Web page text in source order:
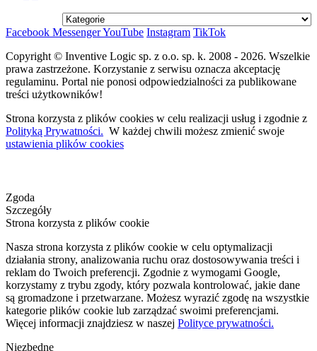
Facebook MessengerYouTube Instagram TikTok
Copyright © Inventive Logic sp. z o.o. sp. k. 2008 - 2026. Wszelkie
prawa zastrzeżone. Korzystanie z serwisu oznacza akceptację
regulaminu. Portal nie ponosi odpowiedzialności za publikowane
treści użytkowników!
Strona korzysta z plików cookies w celu realizacji usług i zgodnie z
Polityką Prywatności. W każdej chwili możesz zmienić swoje
ustawienia plików cookies
Zgoda
Szczegóły
Strona korzysta z plików cookie
Nasza strona korzysta z plików cookie w celu optymalizacji
działania strony, analizowania ruchu oraz dostosowywania treści i
reklam do Twoich preferencji. Zgodnie z wymogami Google,
korzystamy z trybu zgody, który pozwala kontrolować, jakie dane
są gromadzone i przetwarzane. Możesz wyrazić zgodę na wszystkie
kategorie plików cookie lub zarządzać swoimi preferencjami.
Więcej informacji znajdziesz w naszej Polityce prywatności.
Niezbędne